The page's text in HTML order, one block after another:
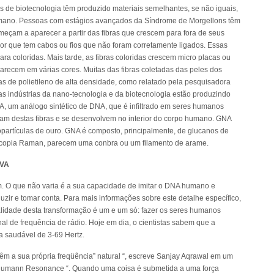
de biotecnologia têm produzido materiais semelhantes, se não iguais,
Pessoas com estágios avançados da Síndrome de Morgellons têm
a aparecer a partir das fibras que crescem para fora de seus
que tem cabos ou fios que não foram corretamente ligados. Essas
coloridas. Mais tarde, as fibras coloridas crescem micro placas ou
em várias cores. Muitas das fibras coletadas das peles dos
de polietileno de alta densidade, como relatado pela pesquisadora
indústrias da nano-tecnologia e da biotecnologia estão produzindo
um análogo sintético de DNA, que é infiltrado em seres humanos
destas fibras e se desenvolvem no interior do corpo humano. GNA
de ouro. GNA é composto, principalmente, de glucanos de
Raman, parecem uma conbra ou um filamento de arame.
O que não varia é a sua capacidade de imitar o DNA humano e
e tomar conta. Para mais informações sobre este detalhe específico,
desta transformação é um e um só: fazer os seres humanos
de frequência de rádio. Hoje em dia, o cientistas sabem que a
saudável de 3-69 Hertz.
a sua própria freqüência” natural “, escreve Sanjay Aqrawal em um
Resonance “. Quando uma coisa é submetida a uma força